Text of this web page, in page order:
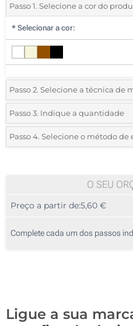
Passo 1. Selecione a cor do
* Selecionar a cor:
Passo 2. Selecione a técnica de
*Selecione o tipo de marcação e
1 Cor (Num lado)
Passo 3. Indique a quantidade
*Quantidade mínima:5
10
25
Passo 4. Selecione o método de
O SEU
Preço a partir de:5,60 €
Complete cada um dos passos
Ligue a sua